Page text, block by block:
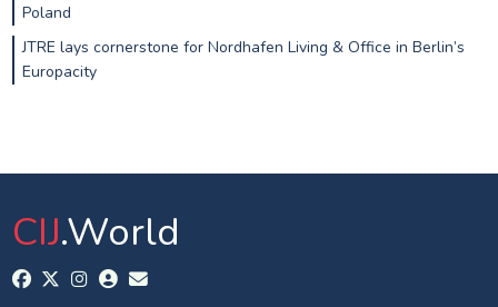
Poland
JTRE lays cornerstone for Nordhafen Living & Office in Berlin’s
Europacity
CIJ.World